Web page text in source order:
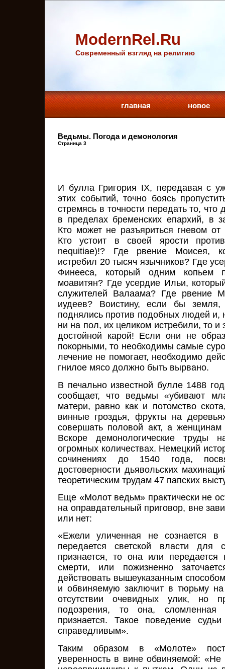
ModernRel.Ru
Cовременный взгляд на религию
главная новое
Ведьмы. Погода и демонология
Страница 3
И булла Григория IX, передавая с
этих событий, точно боясь
стремясь в точности передать то, что
в пределах бременских епархий, в
Кто может не разъяриться гневом от
Кто устоит в своей ярости
nequitiae)!? Где рвение Моисея,
истребил 20 тысяч язычников? Где
Финееса, который одним копьем
моавитян? Где усердие Ильи,
служителей Валаама? Где рвение
иудеев? Воистину, если бы
поднялись против подобных людей и,
ни на пол, их целиком истребили, то
достойной карой! Если они не
покорными, то необходимы самые
лечение не помогает, необходимо
гнилое мясо должно быть вырвано.
В печально известной булле 1488
сообщает, что ведьмы «убивают
матери, равно как и потомство
винные гроздья, фрукты на
совершать половой акт, а
Вскоре демонологические труды
огромных количествах. Немецкий
сочинениях до 1540 года,
достоверности дьявольских
теоретическим трудам 47 папских
Еще «Молот ведьм» практически не
на оправдательный приговор, вне
или нет:
«Ежели уличенная не сознается в
передается светской власти
признается, то она или передается
смерти, или пожизненно
действовать вышеуказанным
и обвиняемую заключит в тюрьму
отсутствии очевидных улик, но
подозрения, то она, сломленная
признается. Такое поведение
справедливым».
Таким образом в «Молоте»
уверенность в вине обвиняемой: